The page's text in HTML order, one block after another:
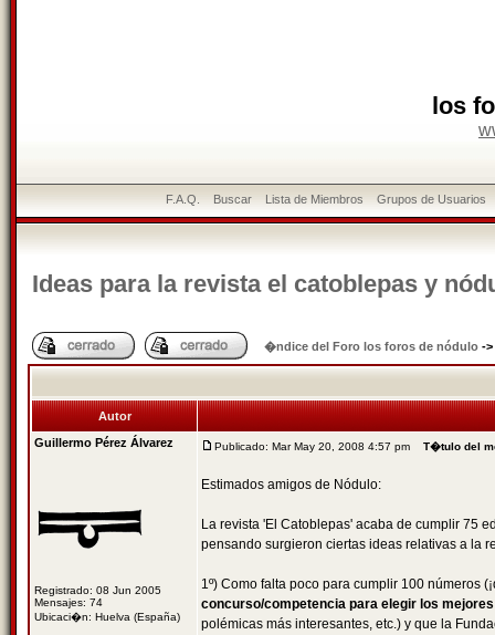
los
F.A.Q. Buscar Lista de Miembros Grupos de Usuarios
Ideas para la revista el catoblepas y
�ndice del Foro los foros de nódulo ->
Autor
Guillermo Pérez Álvarez
Registrado: 08 Jun 2005
Mensajes: 74
Ubicaci�n: Huelva (España)
Publicado: Mar May 20, 2008 4:57 pm T�tulo del
Estimados amigos de Nódulo:
La revista 'El Catoblepas' acaba de cumplir 75
pensando surgieron ciertas ideas relativas a la
1º) Como falta poco para cumplir 100 números
concurso/competencia para elegir los
polémicas más interesantes, etc.) y que la